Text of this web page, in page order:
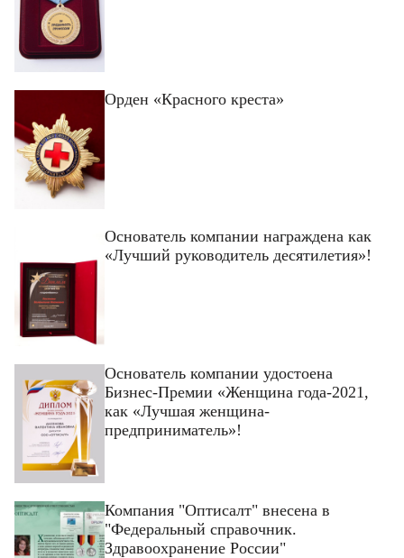
Орден «Красного креста»
Основатель компании награждена как
«Лучший руководитель десятилетия»!
Основатель компании удостоена
Бизнес-Премии «Женщина года-2021,
как «Лучшая женщина-
предприниматель»!
Компания "Оптисалт" внесена в
"Федеральный справочник.
Здравоохранение России"